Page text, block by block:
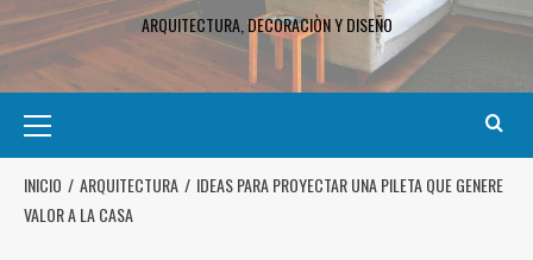
ARQUITECTURA, DECORACIÒN Y DISEÑO
INICIO ARQUITECTURA
IDEAS PARA PROYECTAR UNA PILETA QUE GENERE
VALOR A LA CASA